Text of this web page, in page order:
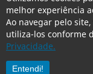
melhor experiência
Ao navegar pelo
utiliza-los conforme
Privacidade.
Entendi!